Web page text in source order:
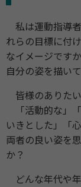
私は運動指導
れらの目標に付
なイメージです
自分の姿を描い
皆様のありた
「活動的な」
いきとした」「
両者の良い姿を
か？
どんな年代や